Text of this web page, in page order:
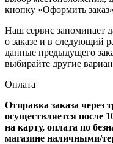
кнопку «Оформить
Наш сервис запоминает
о заказе и в следующий
данные предыдущего
выбирайте другие
Оплата
Отправка заказа
осуществляется после
на карту, оплата по
магазине наличными/